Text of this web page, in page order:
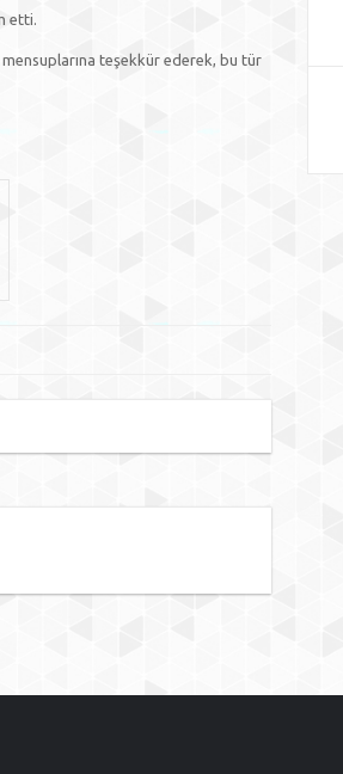
etti.
teşekkür ederek, bu tür